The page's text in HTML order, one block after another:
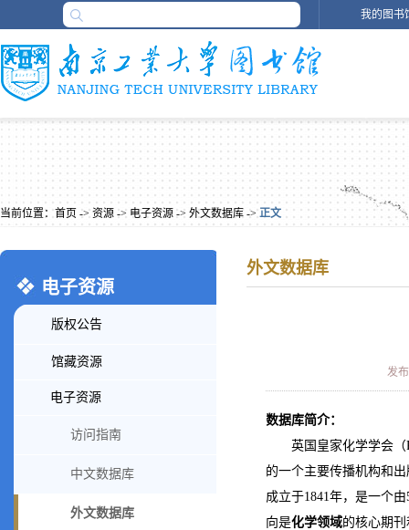
我的图书
当前位置： 首页 -> 资源 -> 电子资源 -> 外文数据库 -> 正文
外文数据库
发
数据库简介：
英国皇家化学学会（
的一个主要传播机构和
成立于1841年，是一个由
向是化学领域的核心期
电子资源
版权公告
馆藏资源
电子资源
访问指南
中文数据库
外文数据库